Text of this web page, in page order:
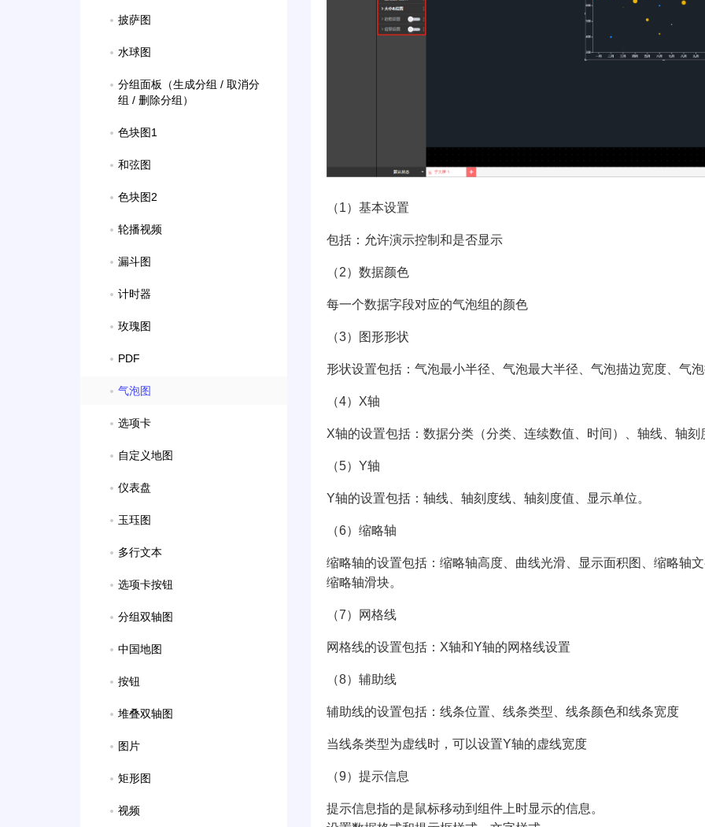
披萨图
水球图
分组面板（生成分组 / 取消分
组 / 删除分组）
色块图1
和弦图
色块图2
轮播视频
漏斗图
计时器
玫瑰图
PDF
气泡图
选项卡
自定义地图
仪表盘
玉珏图
多行文本
选项卡按钮
分组双轴图
中国地图
按钮
堆叠双轴图
图片
矩形图
视频
（1）基本设置
包括：允许演示控制和是否显示
（2）数据颜色
每一个数据字段对应的气泡组的颜色
（3）图形形状
形状设置包括：气泡最小半径、气泡最大半径、气泡描边宽度、气
（4）X轴
X轴的设置包括：数据分类（分类、连续数值、时间）、轴线、轴刻
（5）Y轴
Y轴的设置包括：轴线、轴刻度线、轴刻度值、显示单位。
（6）缩略轴
缩略轴的设置包括：缩略轴高度、曲线光滑、显示面积图、缩略轴
缩略轴滑块。
（7）网格线
网格线的设置包括：X轴和Y轴的网格线设置
（8）辅助线
辅助线的设置包括：线条位置、线条类型、线条颜色和线条宽度
当线条类型为虚线时，可以设置Y轴的虚线宽度
（9）提示信息
提示信息指的是鼠标移动到组件上时显示的信息。